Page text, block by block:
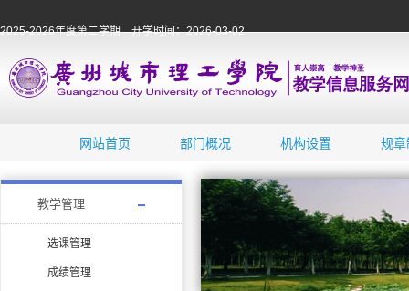
2025-2026年度第二学期 开学时间：2026-03-02
网站首页 部门概况 机构设置 规章
教学管理
选课管理
成绩管理